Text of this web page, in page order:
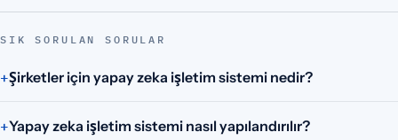
SIK SORULAN SORULAR
Şirketler için yapay zeka işletim sistemi nedir?
Yapay zeka işletim sistemi nasıl yapılandırılır?